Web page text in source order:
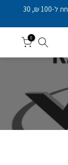
₪ | ברכישה מתחת ל-100 ₪, 30
0